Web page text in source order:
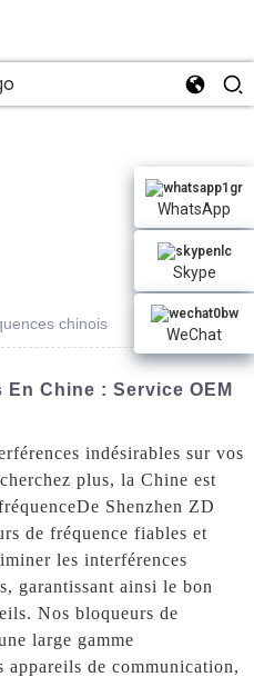
WhatsApp
Skype
WeChat
chinois
Chine : Service OEM
indésirables sur vos
plus, la Chine est
De Shenzhen ZD
de fréquence fiables et
les interférences
garantissant ainsi le bon
Nos bloqueurs de
large gamme
appareils de communication,